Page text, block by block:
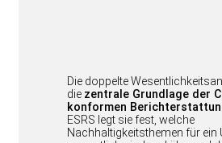
Die doppelte
die zentrale Grundlage der
konformen
ESRS legt sie fest, welche
Nachhaltigkeitsthemen für ein